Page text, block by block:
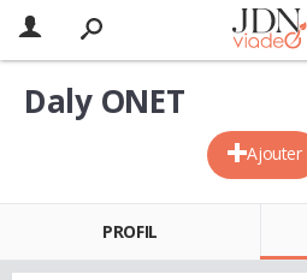
Ajouter
Daly ONET
PROFIL